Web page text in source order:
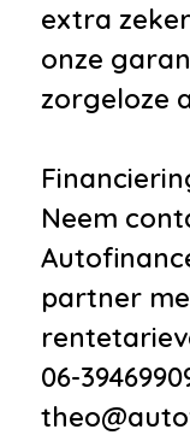
extra
onze
zorgeloze
Neem
partner
06-